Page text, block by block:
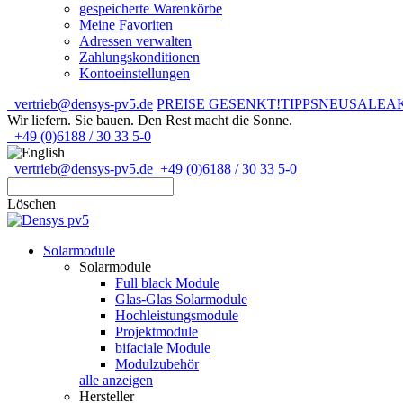
gespeicherte Warenkörbe
Meine Favoriten
Adressen verwalten
Zahlungskonditionen
Kontoeinstellungen
vertrieb@densys-pv5.de PREISE GESENKT!TIPPSNEUSALE
Wir liefern. Sie bauen. Den Rest macht die Sonne.
+49 (0)6188 / 30 33 5-0
vertrieb@densys-pv5.de +49 (0)6188 / 30 33 5-0
Löschen
Solarmodule
Solarmodule
Full black Module
Glas-Glas Solarmodule
Hochleistungsmodule
Projektmodule
bifaciale Module
Modulzubehör
alle anzeigen
Hersteller